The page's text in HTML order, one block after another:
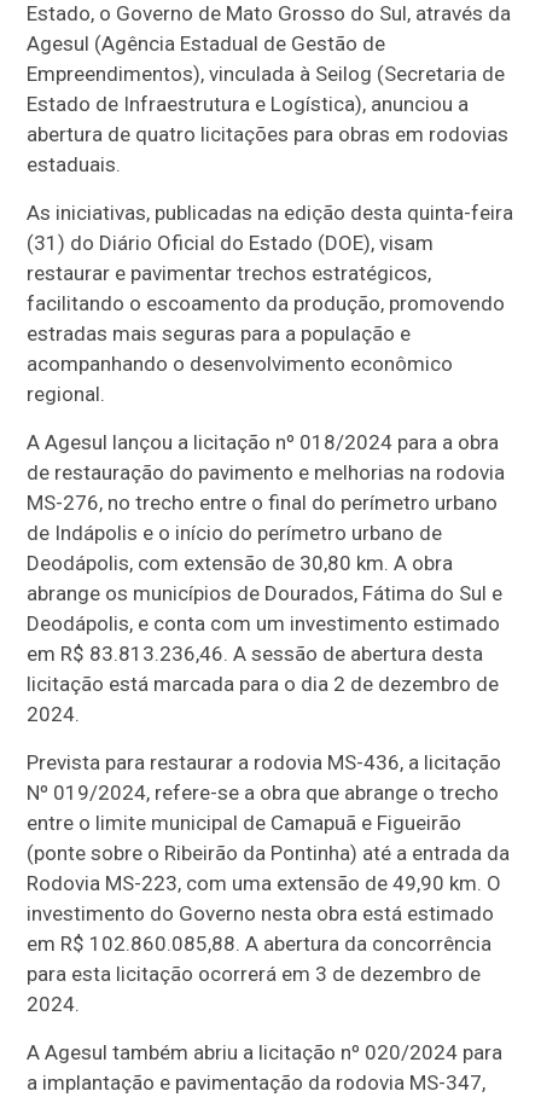
Estado, o Governo de Mato Grosso do Sul, através da
Agesul (Agência Estadual de Gestão de
Empreendimentos), vinculada à Seilog (Secretaria de
Estado de Infraestrutura e Logística), anunciou a
abertura de quatro licitações para obras em rodovias
estaduais.
As iniciativas, publicadas na edição desta quinta-feira
(31) do Diário Oficial do Estado (DOE), visam
restaurar e pavimentar trechos estratégicos,
facilitando o escoamento da produção, promovendo
estradas mais seguras para a população e
acompanhando o desenvolvimento econômico
regional.
A Agesul lançou a licitação nº 018/2024 para a obra
de restauração do pavimento e melhorias na rodovia
MS-276, no trecho entre o final do perímetro urbano
de Indápolis e o início do perímetro urbano de
Deodápolis, com extensão de 30,80 km. A obra
abrange os municípios de Dourados, Fátima do Sul e
Deodápolis, e conta com um investimento estimado
em R$ 83.813.236,46. A sessão de abertura desta
licitação está marcada para o dia 2 de dezembro de
2024.
Prevista para restaurar a rodovia MS-436, a licitação
Nº 019/2024, refere-se a obra que abrange o trecho
entre o limite municipal de Camapuã e Figueirão
(ponte sobre o Ribeirão da Pontinha) até a entrada da
Rodovia MS-223, com uma extensão de 49,90 km. O
investimento do Governo nesta obra está estimado
em R$ 102.860.085,88. A abertura da concorrência
para esta licitação ocorrerá em 3 de dezembro de
2024.
A Agesul também abriu a licitação nº 020/2024 para
a implantação e pavimentação da rodovia MS-347,